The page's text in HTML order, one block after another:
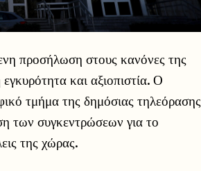
προσήλωση στους κανόνες της
και αξιοπιστία. Ο
τμήμα της δημόσιας τηλεόρασης
των συγκεντρώσεων για το
της χώρας.